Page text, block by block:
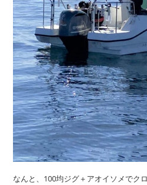
なんと、100均ジグ＋アオイソメでク